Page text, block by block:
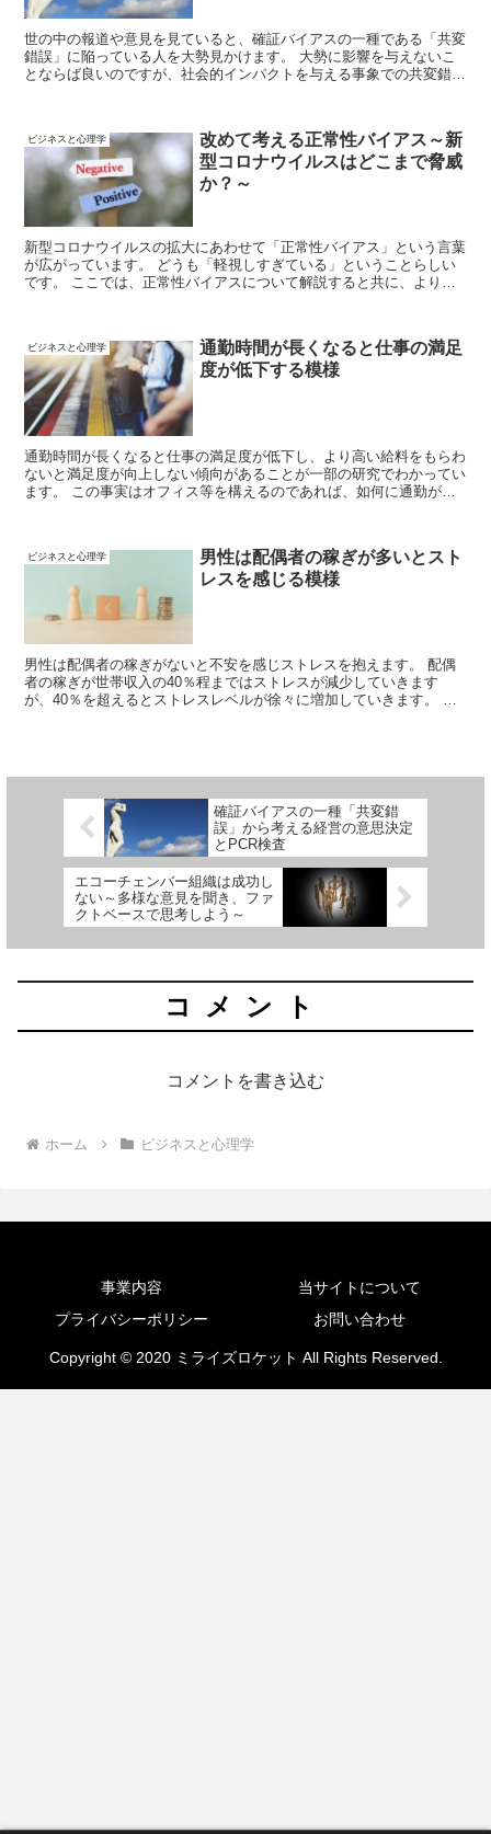
世の中の報道や意見を見ていると、確証バイアスの一種である「共変
錯誤」に陥っている人を大勢見かけます。 大勢に影響を与えないこ
とならば良いのですが、社会的インパクトを与える事象での共変錯誤
ビジネスと心理学
改めて考える正常性バイアス～新
型コロナウイルスはどこまで脅威
か？～
新型コロナウイルスの拡大にあわせて「正常性バイアス」という言葉
が広がっています。 どうも「軽視しすぎている」ということらしい
です。 ここでは、正常性バイアスについて解説すると共に、より怖
ビジネスと心理学
通勤時間が長くなると仕事の満足
度が低下する模様
通勤時間が長くなると仕事の満足度が低下し、より高い給料をもらわ
ないと満足度が向上しない傾向があることが一部の研究でわかってい
ます。 この事実はオフィス等を構えるのであれば、如何に通勤がし
ビジネスと心理学
男性は配偶者の稼ぎが多いとスト
レスを感じる模様
男性は配偶者の稼ぎがないと不安を感じストレスを抱えます。 配偶
者の稼ぎが世帯収入の40％程まではストレスが減少していきます
が、40％を超えるとストレスレベルが徐々に増加していきます。 男
確証バイアスの一種「共変錯
誤」から考える経営の意思決定
とPCR検査
エコーチェンバー組織は成功し
ない～多様な意見を聞き、ファ
クトベースで思考しよう～
コメント
コメントを書き込む
ホーム ビジネスと心理学
事業内容
当サイトについて
プライバシーポリシー
お問い合わせ
Copyright © 2020 ミライズロケット All Rights Reserved.